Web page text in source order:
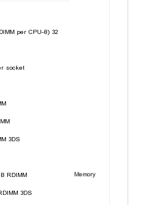
Memory
32 (8-channel per CPU, 16 DIMM per CPU)
socket
3DS
RDIMM
3DS